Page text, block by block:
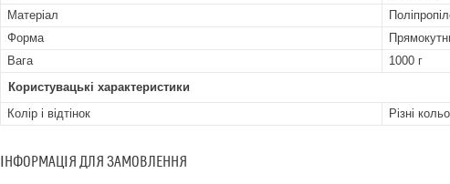
Матеріал
Форма
Вага
1000 г
Користувацькi характеристики
Колір і відтінок
Різні
ІНФОРМАЦІЯ ДЛЯ ЗАМОВЛЕННЯ